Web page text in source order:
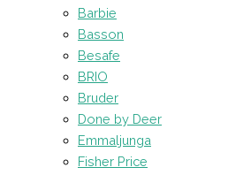
Barbie
Basson
Besafe
BRIO
Bruder
Done by Deer
Emmaljunga
Fisher Price